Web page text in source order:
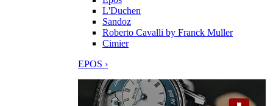
L'Duchen
Sandoz
Roberto Cavalli by Franck Muller
Cimier
EPOS ›